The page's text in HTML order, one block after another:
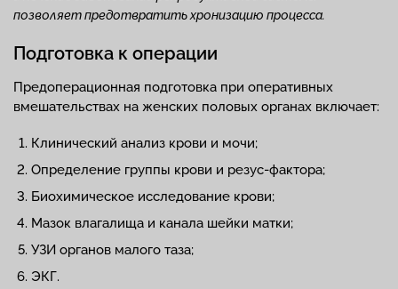
позволяет предотвратить хронизацию процесса.
Подготовка к операции
Предоперационная подготовка при оперативных
вмешательствах на женских половых органах включает:
Клинический анализ крови и мочи;
Определение группы крови и резус-фактора;
Биохимическое исследование крови;
Мазок влагалища и канала шейки матки;
УЗИ органов малого таза;
ЭКГ.